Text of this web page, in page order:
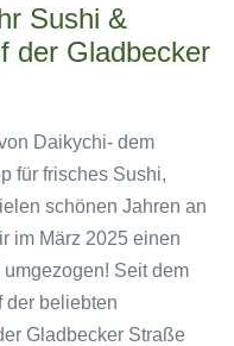
Sushi &
der Gladbecker
Daikychi- dem
für frisches Sushi,
schönen Jahren an
im März 2025 einen
Seit dem
der beliebten
Gladbecker Straße